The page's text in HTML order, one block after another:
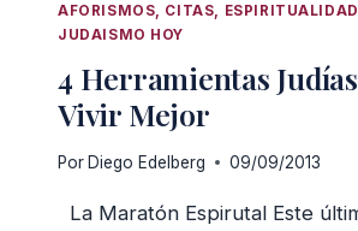
PELIGRO
AFORISMOS, CITAS,
JUDAISMO HOY
4 Herramientas
Vivir Mejor
Por Diego Edelberg 09/09/2013
La Maratón Espirutal Este